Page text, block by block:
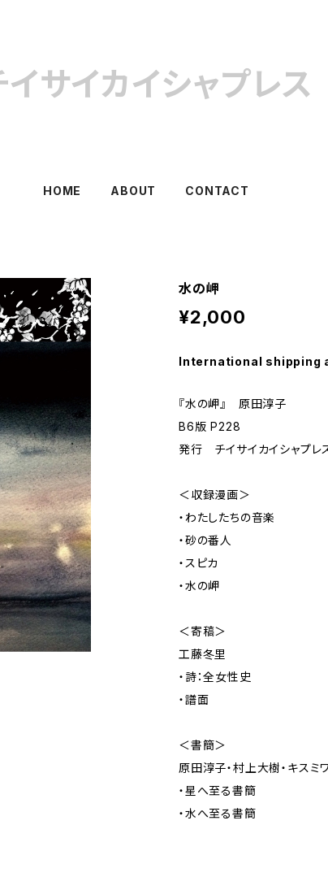
イサイカイシャプレス
HOME ABOUT CONTACT
水の岬
¥2,000
International shipping
『水の岬』 原田淳子
B6版 P228
発行 チイサイカイシャプレ
＜収録漫画＞
・わたしたちの音楽
・砂の番人
・スピカ
・水の岬
＜寄稿＞
工藤冬里
・詩：全女性史
・譜面
＜書簡＞
原田淳子・村上大樹・キスミ
・星へ至る書簡
・水へ至る書簡